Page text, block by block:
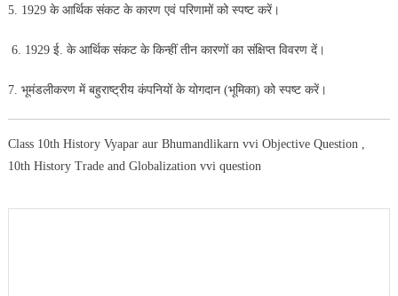
5. 1929 के आर्थिक संकट के कारण एवं परिणामों को स्पष्ट करें।
6. 1929 ई. के आर्थिक संकट के किन्हीं तीन कारणों का संक्षिप्त विवरण दें।
7. भूमंडलीकरण में बहुराष्ट्रीय कंपनियों के योगदान (भूमिका) को स्पष्ट करें।
Class 10th History Vyapar aur Bhumandlikarn vvi Objective Question ,
10th History Trade and Globalization vvi question